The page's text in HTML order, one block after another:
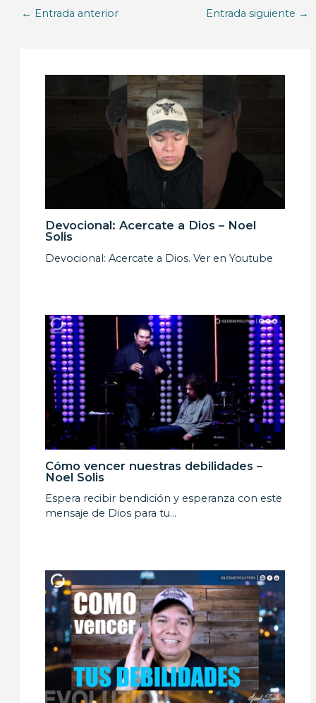
← Entrada anterior Entrada siguiente →
Devocional: Acercate a Dios – Noel
Solis
Devocional: Acercate a Dios. Ver en Youtube
Cómo vencer nuestras debilidades –
Noel Solis
Espera recibir bendición y esperanza con este
mensaje de Dios para tu…